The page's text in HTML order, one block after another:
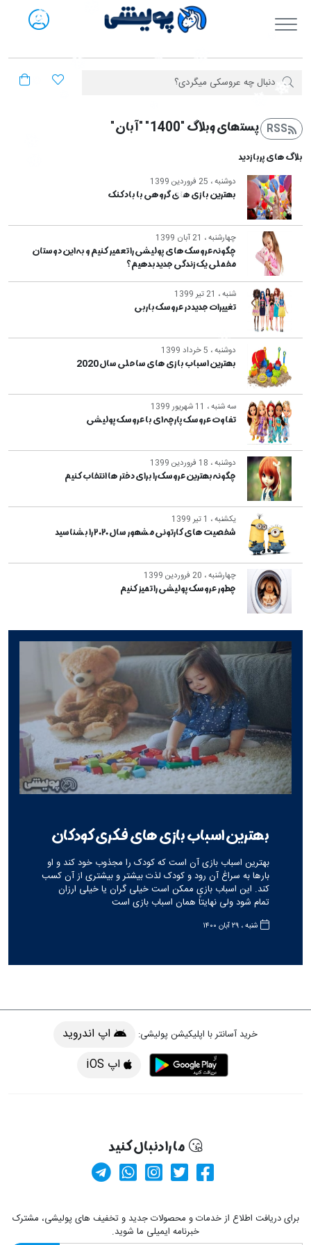
فروشگاه آنلاین پولیشی
پست‎های وبلاگ "1400" "آبان"
بلاگ های پربازدید
دوشنبه ، 25 فروردین 1399
بهترین بازی های گروهی با بادکنک
چهارشنبه ، 21 آبان 1399
چگونه عروسک های پولیشی را تعمیر کنیم و به این دوستان
مخملی یک زندگی جدید بدهیم؟
شنبه ، 21 تیر 1399
تغییرات جدید در عروسک باربی
دوشنبه ، 5 خرداد 1399
بهترین اسباب بازی های ساحلی سال 2020
سه شنبه ، 11 شهریور 1399
تفاوت عروسک پارچه ای با عروسک پولیشی
دوشنبه ، 18 فروردین 1399
چگونه بهترین عروسک را برای دختر ها انتخاب کنیم
یکشنبه ، 1 تیر 1399
شخصیت های کارتونی مشهور سال ۲۰۲۰ را بشناسید
چهارشنبه ، 20 فروردین 1399
چطور عروسک پولیشی را تمیز کنیم
بهترین اسباب بازی های فکری کودکان
بهترین اسباب بازی آن است كه كودک را مجذوب خود کند و او
بارها به سراغ آن رود و کودک لذت بیشتر و بیشتری از آن كسب
کند. این اسباب بازی ممكن است خیلی گران یا خیلی ارزان
تمام شود ولی نهایتاً همان اسباب بازی است
شنبه ، ۲۹ آبان ۱۴۰۰
خرید آسانتر با اپلیکیشن پولیشی:
اپ اندروید
اپ iOS
ما را دنبال کنید
صفحه فیسبوک پولیشی
صفحه پینترست
کانال آپارات
ارسال پیام در
کانال تلگرام
برای دریافت اطلاع از خدمات و محصولات جدید و تخفیف های پولیشی، مشترک
خبرنامه ایمیلی ما شوید.